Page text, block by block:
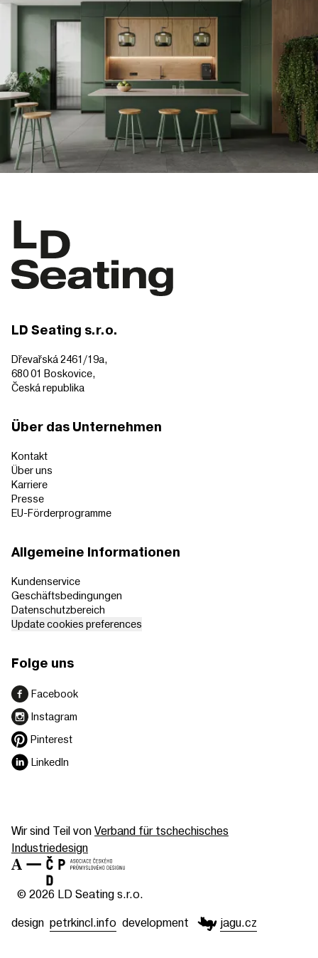
LD Seating s.r.o.
Dřevařská 2461/19a,
680 01 Boskovice,
Česká republika
Über das Unternehmen
Kontakt
Über uns
Karriere
Presse
EU-Förderprogramme
Allgemeine Informationen
Kundenservice
Geschäftsbedingungen
Datenschutzbereich
Update cookies preferences
Folge uns
Facebook
Instagram
Pinterest
LinkedIn
Wir sind Teil vonVerband für tschechisches
Industriedesign
© 2026 LD Seating s.r.o.
design petrkincl.info development jagu.cz